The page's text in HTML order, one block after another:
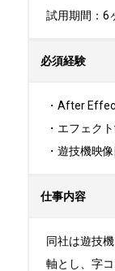
試用期間：6
必須経験
・After
・エフェク
・遊技機映
仕事内容
同社は遊技
軸とし、字